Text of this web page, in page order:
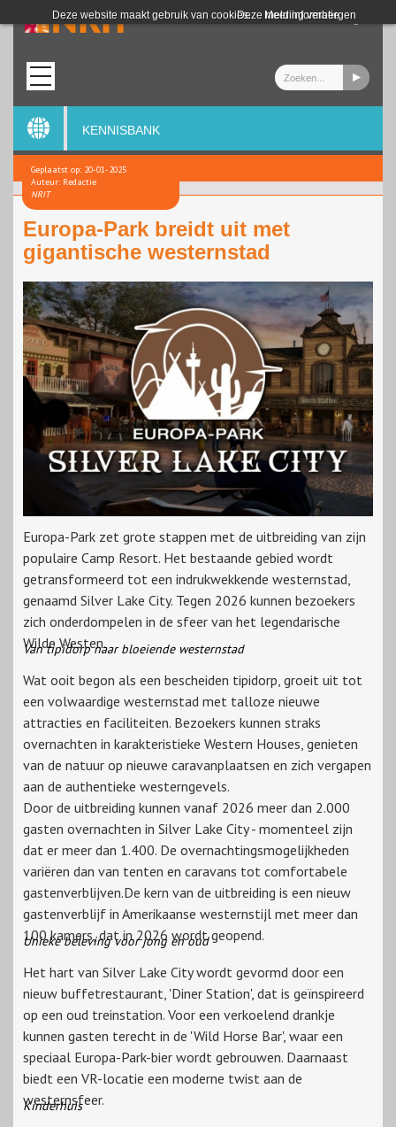
Deze website maakt gebruik van cookies. Meer informatie
Deze melding verbergen
Login
KENNISBANK
Geplaatst op: 20-01-2025
Auteur: Redactie
NRIT
Europa-Park breidt uit met
gigantische westernstad
Europa-Park zet grote stappen met de uitbreiding van zijn
populaire Camp Resort. Het bestaande gebied wordt
getransformeerd tot een indrukwekkende westernstad,
genaamd Silver Lake City. Tegen 2026 kunnen bezoekers
zich onderdompelen in de sfeer van het legendarische
Wilde Westen.
Van tipidorp naar bloeiende westernstad
Wat ooit begon als een bescheiden tipidorp, groeit uit tot
een volwaardige westernstad met talloze nieuwe
attracties en faciliteiten. Bezoekers kunnen straks
overnachten in karakteristieke Western Houses, genieten
van de natuur op nieuwe caravanplaatsen en zich vergapen
aan de authentieke westerngevels.
Door de uitbreiding kunnen vanaf 2026 meer dan 2.000
gasten overnachten in Silver Lake City - momenteel zijn
dat er meer dan 1.400. De overnachtingsmogelijkheden
variëren dan van tenten en caravans tot comfortabele
gastenverblijven.De kern van de uitbreiding is een nieuw
gastenverblijf in Amerikaanse westernstijl met meer dan
100 kamers, dat in 2026 wordt geopend.
Unieke beleving voor jong en oud
Het hart van Silver Lake City wordt gevormd door een
nieuw buffetrestaurant, 'Diner Station', dat is geïnspireerd
op een oud treinstation. Voor een verkoelend drankje
kunnen gasten terecht in de 'Wild Horse Bar', waar een
speciaal Europa-Park-bier wordt gebrouwen. Daarnaast
biedt een VR-locatie een moderne twist aan de
westernsfeer.
Kinderhuis